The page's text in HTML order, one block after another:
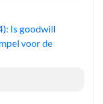
Is goodwill
voor de